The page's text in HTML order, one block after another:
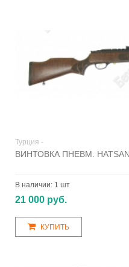
Турция -
ВИНТОВКА ПНЕВМ.
В наличии: 1 шт
21 000 руб.
КУПИТЬ